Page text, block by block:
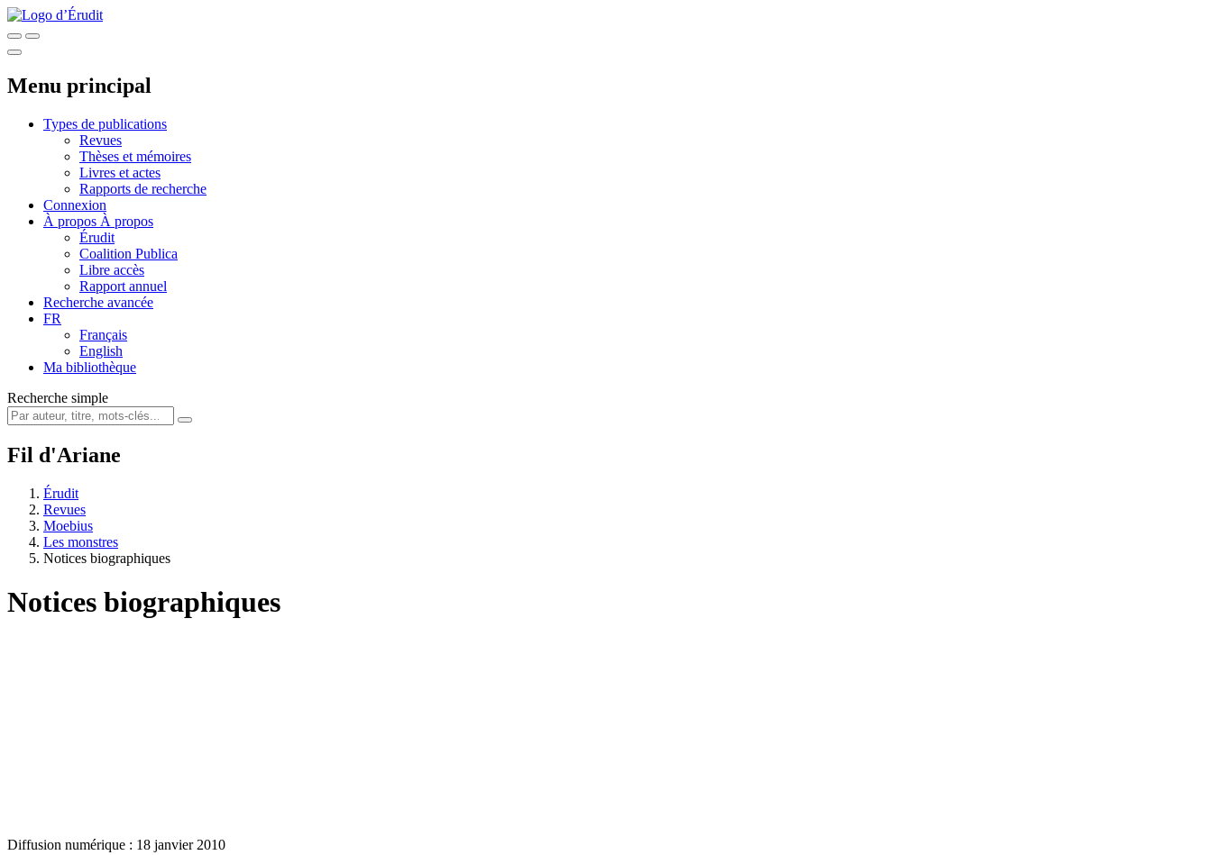
Menu principal
Types de publications
Revues
Thèses et mémoires
Livres et actes
Rapports de recherche
Connexion
À propos À propos
Érudit
Coalition Publica
Libre accès
Rapport annuel
Recherche avancée
FR
Français
English
Ma bibliothèque
Recherche simple
Fil d'Ariane
Érudit
Revues
Moebius
Les monstres
Notices biographiques
Notices biographiques
Diffusion numérique : 18 janvier 2010